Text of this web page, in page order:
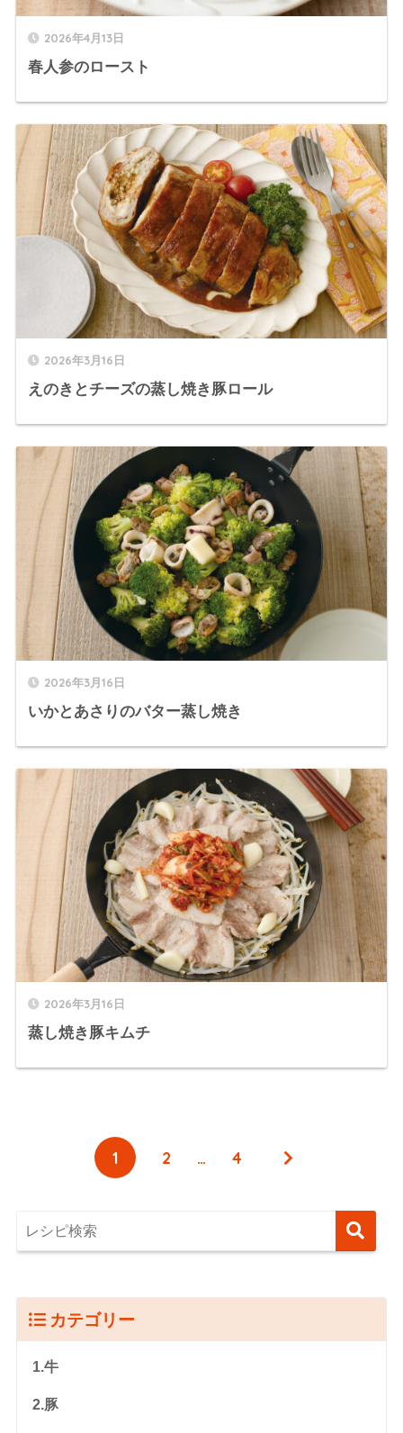
2026年4月13日
春人参のロースト
2026年3月16日
えのきとチーズの蒸し焼き豚ロール
2026年3月16日
いかとあさりのバター蒸し焼き
2026年3月16日
蒸し焼き豚キムチ
1 2 … 4
カテゴリー
1.牛
2.豚